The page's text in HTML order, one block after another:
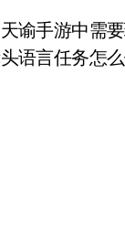
语言任务怎